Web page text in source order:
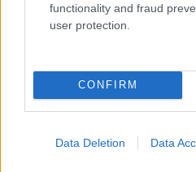
functionality and fraud
user protection.
CONFIRM
Data Deletion Data
Las noticias de última hora de la
1. diciembre 2023 Por
Repasamos las noticias de última hora
nueva fecha del campeonato.